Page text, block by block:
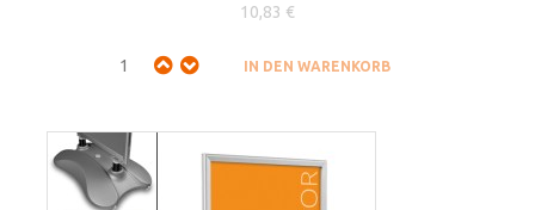
10,83 €